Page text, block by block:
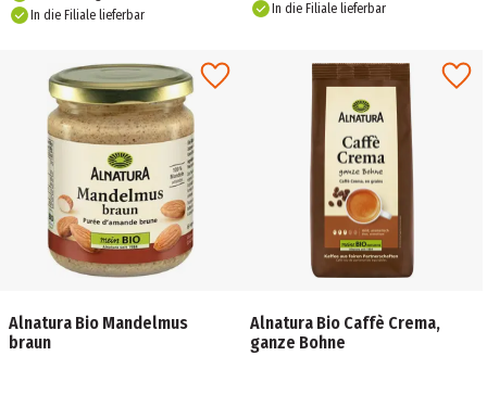
In die Filiale lieferbar
In die Filiale lieferbar
Alnatura Bio Mandelmus
braun
Alnatura Bio Caffè Crema,
ganze Bohne